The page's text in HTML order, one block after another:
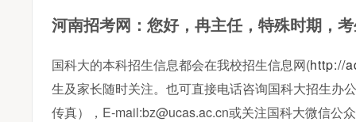
河南招考网：您好，冉主任， 特殊时期，
国科大的本科招生信息都会在我校招生信息网(http://
生及家长随时关注。也可直接电话咨询国科大招生办
传真），E-mail:bz@ucas.ac.cn或关注国科大微信公